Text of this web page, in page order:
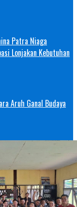
Patra Niaga
Lonjakan Kebutuhan
Aruh Ganal Budaya